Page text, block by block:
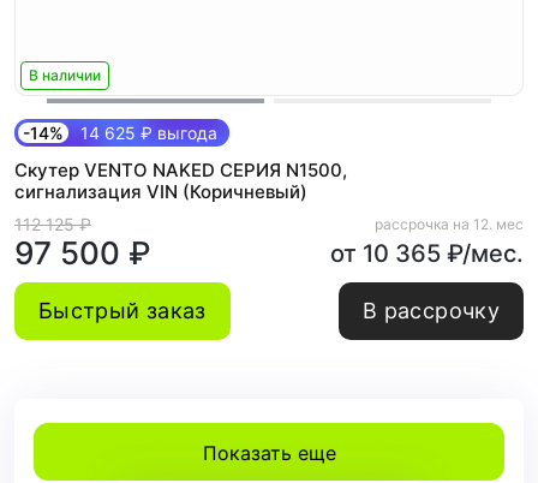
В наличии
-14% 14 625 ₽ выгода
Скутер VENTO NAKED СЕРИЯ N1500,
сигнализация VIN (Коричневый)
112 125 ₽
97 500 ₽
рассрочка на 12. мес
от 10 365 ₽/мес.
Быстрый заказ В рассрочку
Показать еще